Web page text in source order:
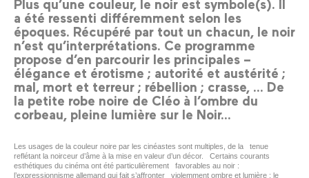
Plus qu’une couleur, le noir est symbole(s). Il
a été ressenti différemment selon les
époques. Récupéré par tout un chacun, le noir
n’est qu’interprétations. Ce programme
propose d’en parcourir les principales –
élégance et érotisme ; autorité et austérité ;
mal, mort et terreur ; rébellion ; crasse, ... De
la petite robe noire de Cléo à l’ombre du
corbeau, pleine lumière sur le Noir...
Les usages de la couleur noire par les cinéastes sont multiples, de la tenue
reflétant la noirceur d’âme à la mise en valeur d’un décor. Certains courants
esthétiques du cinéma ont été particulièrement favorables au noir :
l’expressionnisme allemand qui fait s’affronter violemment ombre et lumière ; le